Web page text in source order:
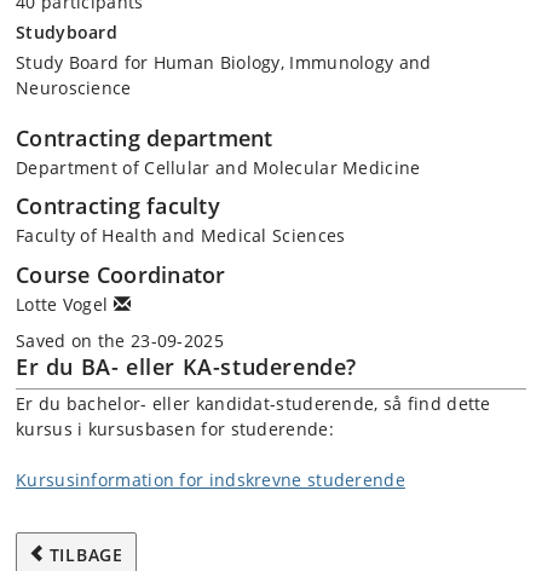
Studyboard
Study Board for Human Biology, Immunology and
Neuroscience
Contracting department
Department of Cellular and Molecular Medicine
Contracting faculty
Faculty of Health and Medical Sciences
Course Coordinator
Lotte Vogel
Saved on the 23-09-2025
Er du BA- eller KA-studerende?
Er du bachelor- eller kandidat-studerende, så find dette
kursus i kursusbasen for studerende:
Kursusinformation for indskrevne studerende
TILBAGE